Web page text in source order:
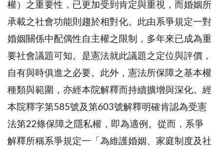
權）之重要性，已更加受到肯定與重視，而婚姻所
承載之社會功能則趨於相對化。此由系爭規定一對
婚姻關係中配偶性自主權之限制，多年來已成為重
要社會議題可知。是憲法就此議題之定位與評價，
自有與時俱進之必要。此外，憲法所保障之基本權
種類與範圍，亦經本院解釋而持續擴增與深化。經
本院釋字第585號及第603號解釋明確肯認為受憲
法第22條保障之隱私權，即為適例。從而，系爭
解釋所稱系爭規定一「為維護婚姻、家庭制度及社